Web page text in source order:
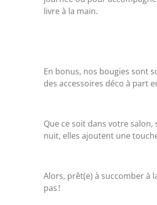
livre à la main.
En bonus, nos bougies sont
des accessoires déco à part
Que ce soit dans votre
nuit, elles ajoutent une
Alors, prêt(e) à succomber à
pas !